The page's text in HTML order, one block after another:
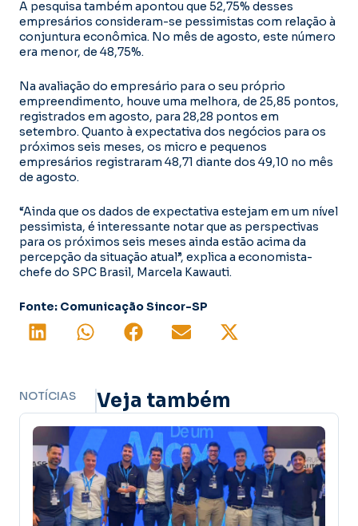
A pesquisa também apontou que 52,75% desses
empresários consideram-se pessimistas com relação à
conjuntura econômica. No mês de agosto, este número
era menor, de 48,75%.
Na avaliação do empresário para o seu próprio
empreendimento, houve uma melhora, de 25,85 pontos,
registrados em agosto, para 28,28 pontos em
setembro. Quanto à expectativa dos negócios para os
próximos seis meses, os micro e pequenos
empresários registraram 48,71 diante dos 49,10 no mês
de agosto.
“Ainda que os dados de expectativa estejam em um nível
pessimista, é interessante notar que as perspectivas
para os próximos seis meses ainda estão acima da
percepção da situação atual”, explica a economista-
chefe do SPC Brasil, Marcela Kawauti.
Fonte: Comunicação Sincor-SP
NOTÍCIAS Veja também